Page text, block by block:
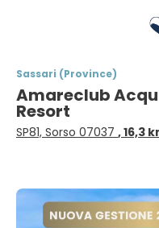
Sassari (Province)
Amareclub
Resort
SP81, Sorso 07037 , 16,3